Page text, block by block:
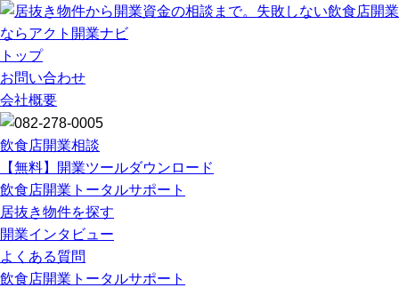
トップ
お問い合わせ
会社概要
飲食店開業相談
【無料】開業ツールダウンロード
飲食店開業トータルサポート
居抜き物件を探す
開業インタビュー
よくある質問
飲食店開業トータルサポート